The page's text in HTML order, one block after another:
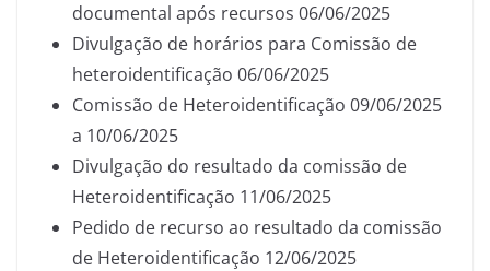
documental após recursos 06/06/2025
Divulgação de horários para Comissão de
heteroidentificação 06/06/2025
Comissão de Heteroidentificação 09/06/2025
a 10/06/2025
Divulgação do resultado da comissão de
Heteroidentificação 11/06/2025
Pedido de recurso ao resultado da comissão
de Heteroidentificação 12/06/2025